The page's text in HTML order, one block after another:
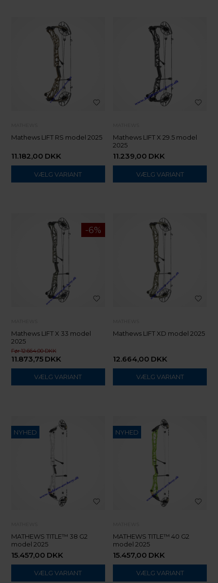
Mathews LIFT RS model 2025
11.182,00 DKK
VÆLG VARIANT
Mathews LIFT X 29.5 model
2025
11.239,00 DKK
VÆLG VARIANT
Mathews LIFT X 33 model
2025
12.664,00
11.873,75 DKK
VÆLG VARIANT
Mathews LIFT XD model 2025
12.664,00 DKK
VÆLG VARIANT
NYHED
MATHEWS TITLE™ 38 G2
model 2025
15.457,00 DKK
VÆLG VARIANT
NYHED
MATHEWS TITLE™ 40 G2
model 2025
15.457,00 DKK
VÆLG VARIANT